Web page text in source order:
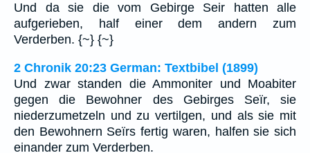
Und da sie die vom Gebirge Seir hatten alle
aufgerieben, half einer dem andern zum
Verderben. {~} {~}
2 Chronik 20:23 German: Textbibel (1899)
Und zwar standen die Ammoniter und Moabiter
gegen die Bewohner des Gebirges Seïr, sie
niederzumetzeln und zu vertilgen, und als sie mit
den Bewohnern Seïrs fertig waren, halfen sie sich
einander zum Verderben.